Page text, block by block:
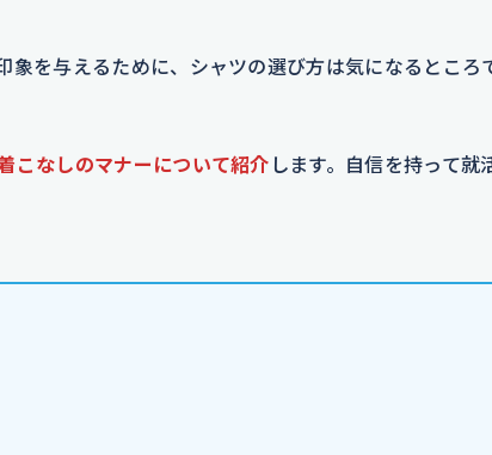
を与えるために、シャツの選び方は気になるところ
こなしのマナーについて紹介 します。自信を持って就